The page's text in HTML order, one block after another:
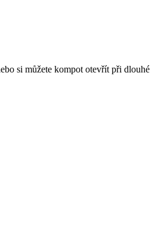
si můžete kompot otevřít při dlouhé